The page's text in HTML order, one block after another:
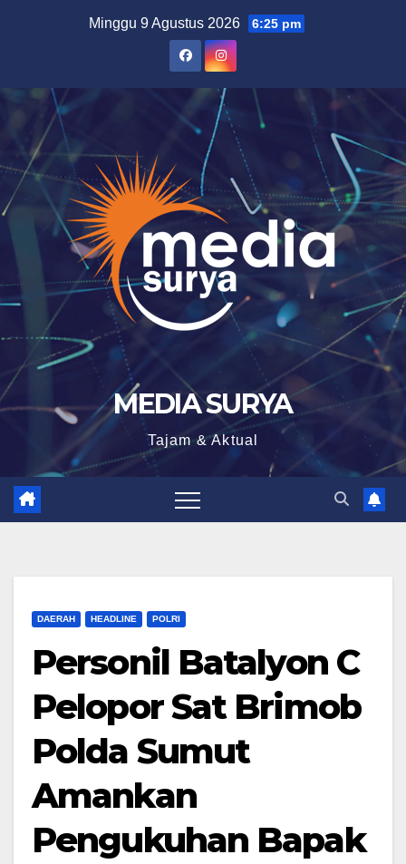
Minggu 9 Agustus 2026 6:25 pm
MEDIA SURYA
Tajam & Aktual
DAERAH HEADLINE POLRI
Personil Batalyon C
Pelopor Sat Brimob
Polda Sumut
Amankan
Pengukuhan Bapak